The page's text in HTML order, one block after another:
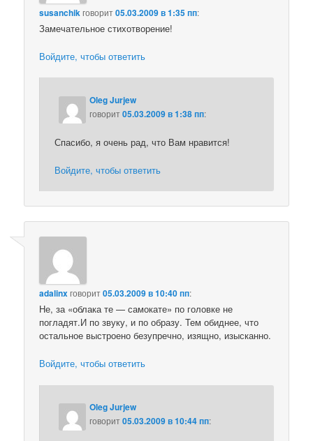
susanchikговорит05.03.2009 в 1:35 пп:
Замечательное стихотворение!
Войдите, чтобы ответить
Oleg Jurjew
говорит05.03.2009 в 1:38 пп:
Спасибо, я очень рад, что Вам нравится!
Войдите, чтобы ответить
adalinxговорит05.03.2009 в 10:40 пп:
Не, за «облака те — самокате» по головке не
погладят.И по звуку, и по образу. Тем обиднее, что
остальное выстроено безупречно, изящно, изысканно.
Войдите, чтобы ответить
Oleg Jurjew
говорит05.03.2009 в 10:44 пп: